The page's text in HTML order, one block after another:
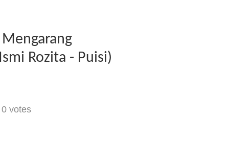
Rozita - Puisi)
0 votes